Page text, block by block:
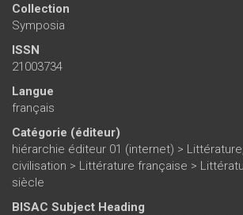
Collection
Symposia
ISSN
21003734
Langue
français
Catégorie (éditeur)
hiérarchie éditeur 01 (internet) >
civilisation > Littérature française >
siècle
BISAC Subject Heading